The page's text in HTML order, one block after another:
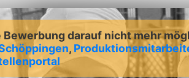
darauf nicht mehr
,